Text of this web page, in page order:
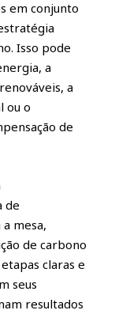
em conjunto
Isso pode
a
a
ou o
de
de
mesa,
de carbono
claras e
seus
resultados